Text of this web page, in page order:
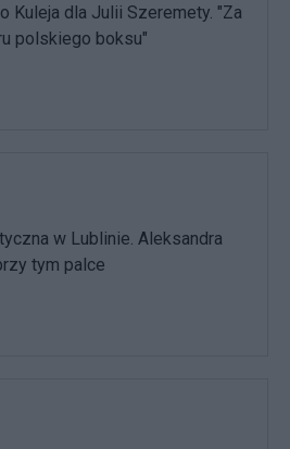
Kuleja dla Julii Szeremety. "Za
polskiego boksu"
w Lublinie. Aleksandra
tym palce